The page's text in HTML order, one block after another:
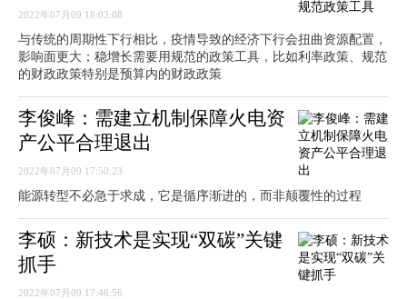
2022年07月09 18:03:08
与传统的周期性下行相比，疫情导致的经济下行会扭曲资源配置，
影响面更大；稳增长需要用规范的政策工具，比如利率政策、规范
的财政政策特别是预算内的财政政策
李俊峰：需建立机制保障火电资
产公平合理退出
2022年07月09 17:50:23
能源转型不必急于求成，它是循序渐进的，而非颠覆性的过程
李硕：新技术是实现“双碳”关键
抓手
2022年07月09 17:46:56